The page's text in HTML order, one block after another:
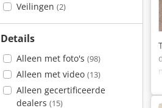
Veilingen (2)
Details
Alleen met foto's (98)
Alleen met video (13)
Alleen gecertificeerde
dealers (15)